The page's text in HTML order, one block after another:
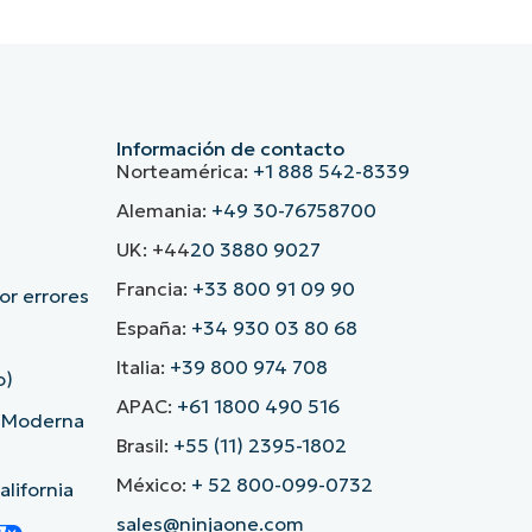
errores
Información de contacto
Norteamérica: +1 888 542-8339
Alemania: +49 30-76758700
UK: +4420 3880 9027
Francia: +33 800 91 09 90
España: +34 930 03 80 68
Italia: +39 800 974 708
APAC: +61 1800 490 516
Brasil: +55 (11) 2395-1802
México: + 52 800-099-0732
sales@ninjaone.com